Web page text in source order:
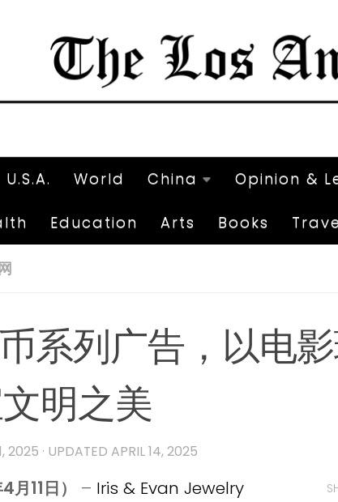
U.S.A. World China Opinion &
Education Arts Books
系列广告，以电
明之美
2025 · UPDATED APRIL 14, 2025
11日） – Iris & Evan Jewelry